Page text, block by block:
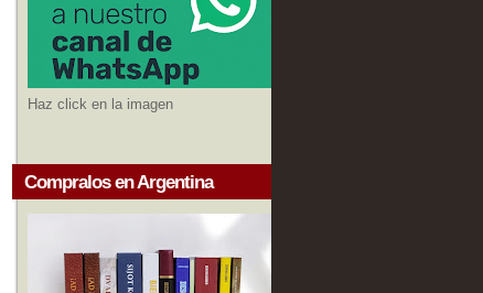
Haz click en la imagen
Compralos en Argentina